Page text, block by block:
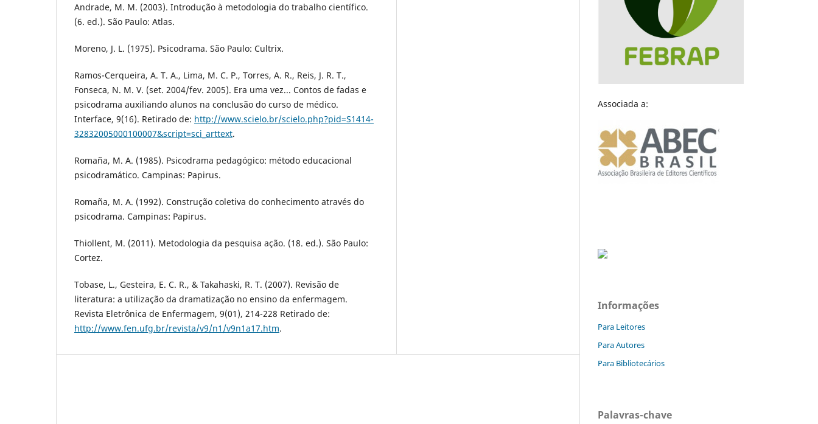
Andrade, M. M. (2003). Introdução à metodologia do trabalho científico.
(6. ed.). São Paulo: Atlas.
Moreno, J. L. (1975). Psicodrama. São Paulo: Cultrix.
Ramos-Cerqueira, A. T. A., Lima, M. C. P., Torres, A. R., Reis, J. R. T.,
Fonseca, N. M. V. (set. 2004/fev. 2005). Era uma vez... Contos de fadas e
psicodrama auxiliando alunos na conclusão do curso de médico.
Interface, 9(16). Retirado de: http://www.scielo.br/scielo.php?pid=S1414-
32832005000100007&script=sci_arttext.
Romaña, M. A. (1985). Psicodrama pedagógico: método educacional
psicodramático. Campinas: Papirus.
Romaña, M. A. (1992). Construção coletiva do conhecimento através do
psicodrama. Campinas: Papirus.
Thiollent, M. (2011). Metodologia da pesquisa ação. (18. ed.). São Paulo:
Cortez.
Tobase, L., Gesteira, E. C. R., & Takahaski, R. T. (2007). Revisão de
literatura: a utilização da dramatização no ensino da enfermagem.
Revista Eletrônica de Enfermagem, 9(01), 214-228 Retirado de:
http://www.fen.ufg.br/revista/v9/n1/v9n1a17.htm.
Associada a:
Informações
Para Leitores
Para Autores
Para Bibliotecários
Palavras-chave